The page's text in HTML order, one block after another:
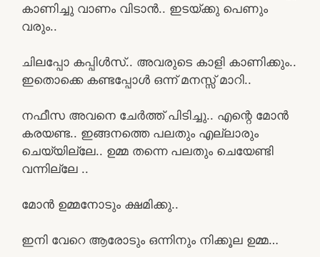
കാണിച്ചു വാണം വിടാൻ.. ഇടയ്ക്കു പെണും
വരും..
ചിലപ്പോ കപ്പിൾസ്.. അവരുടെ കാളി കാണിക്കും..
ഇതൊക്കെ കണ്ടപ്പോൾ ഒന്ന് മനസ്സ് മാറി..
നഫീസ അവനെ ചേർത്ത് പിടിച്ചു.. എന്റെ മോൻ
കരയണ്ട.. ഇങ്ങനത്തെ പലതും എല്ലാരും
ചെയ്യില്ലേ.. ഉമ്മ തന്നെ പലതും ചെയേണ്ടി
വന്നില്ലേ ..
മോൻ ഉമ്മനോടും ക്ഷമിക്കു..
ഇനി വേറെ ആരോടും ഒന്നിനും നിക്കൂല ഉമ്മ…